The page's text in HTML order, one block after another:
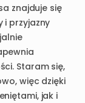
znajduje się
i przyjazny
Staram się​,​
​,​ więc dzięki
​,​ jak i